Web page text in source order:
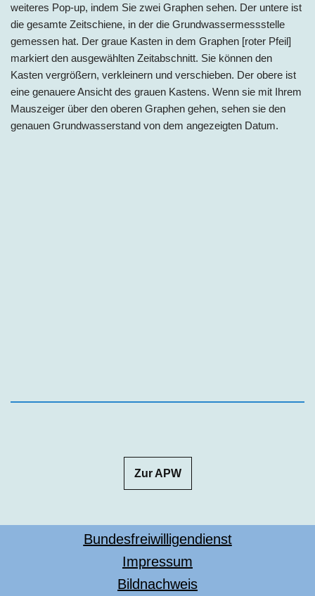
weiteres Pop-up, indem Sie zwei Graphen sehen. Der untere ist
die gesamte Zeitschiene, in der die Grundwassermessstelle
gemessen hat. Der graue Kasten in dem Graphen [roter Pfeil]
markiert den ausgewählten Zeitabschnitt. Sie können den
Kasten vergrößern, verkleinern und verschieben. Der obere ist
eine genauere Ansicht des grauen Kastens. Wenn sie mit Ihrem
Mauszeiger über den oberen Graphen gehen, sehen sie den
genauen Grundwasserstand von dem angezeigten Datum.
Zur APW
Bundesfreiwilligendienst
Impressum
Bildnachweis